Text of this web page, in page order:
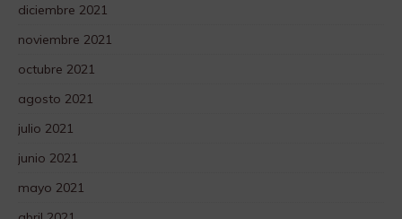
diciembre 2021
noviembre 2021
octubre 2021
agosto 2021
julio 2021
junio 2021
mayo 2021